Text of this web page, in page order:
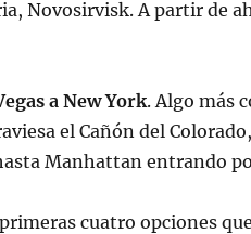
Novosirvisk. A partir de
a New York. Algo más
el Cañón del
Manhattan entrando
cuatro opciones